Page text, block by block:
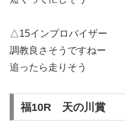
△15インプロバイザー
調教良さそうですねー
追ったら走りそう
福10R 天の川賞